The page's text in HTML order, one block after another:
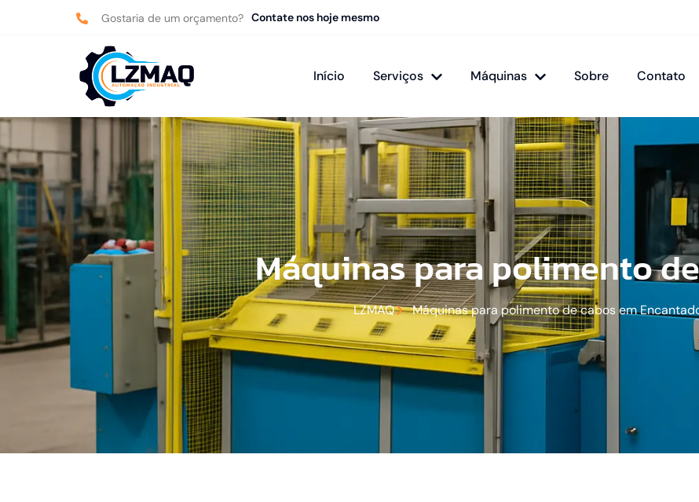
Gostaria de um orçamento? Contate nos hoje mesmo
Início Serviços Máquinas Sobre Contato
Máquinas para polimento
LZMAQ Máquinas para polimento de cabos em